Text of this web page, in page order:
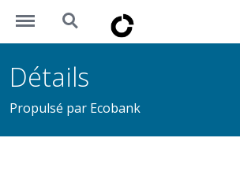
https://okademy.africa/menu
https://okademy.africa/search
Détails
Propulsé par Ecobank